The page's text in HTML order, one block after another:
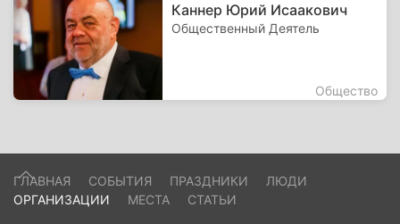
Каннер Юрий Исаакович
Общественный Деятель
Общество
ГЛАВНАЯ СОБЫТИЯ ПРАЗДНИКИ
ЛЮДИ
ОРГАНИЗАЦИИ
МЕСТА СТАТЬИ